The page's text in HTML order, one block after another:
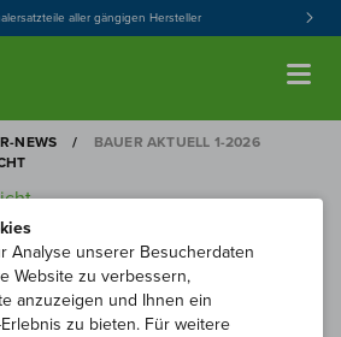
aller gängigen Hersteller
NEWS /
BAUER AKTUELL 1-2026
Analyse unserer Besucherdaten
Website zu verbessern,
anzuzeigen und Ihnen ein
zu bieten. Für weitere